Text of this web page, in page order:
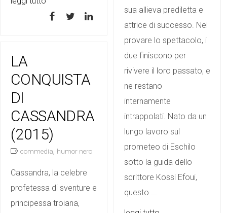
sua allieva prediletta e
attrice di successo. Nel
provare lo spettacolo, i
due finiscono per
rivivere il loro passato, e
ne restano
internamente
intrappolati. Nato da un
lungo lavoro sul
prometeo di Eschilo
sotto la guida dello
scrittore Kossi Efoui,
questo ...
LA
CONQUISTA
DI
CASSANDRA
(2015)
commedia, humor nero
Cassandra, la celebre
profetessa di sventure e
principessa troiana,